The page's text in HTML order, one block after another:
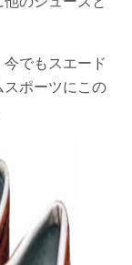
でもスエード
ポーツにこの